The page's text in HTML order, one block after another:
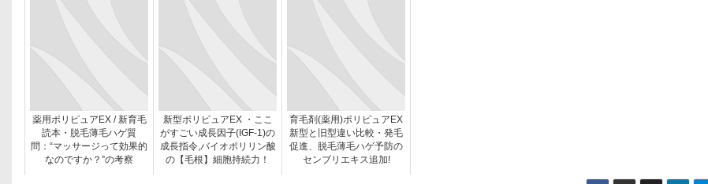
薬用ポリピュアEX / 新育毛
読本・脱毛薄毛ハゲ質
問：“マッサージって効果的
なのですか？”の考察
新型ポリピュアEX ・ここ
がすごい成長因子(IGF-1)の
成長指令,バイオポリリン酸
の【毛根】細胞持続力！
育毛剤(薬用)ポリピュアEX
新型と旧型違い比較・発毛
促進、脱毛薄毛ハゲ予防の
センブリエキス追加!